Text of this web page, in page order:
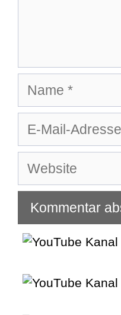
Name
E-
Adresse
Website